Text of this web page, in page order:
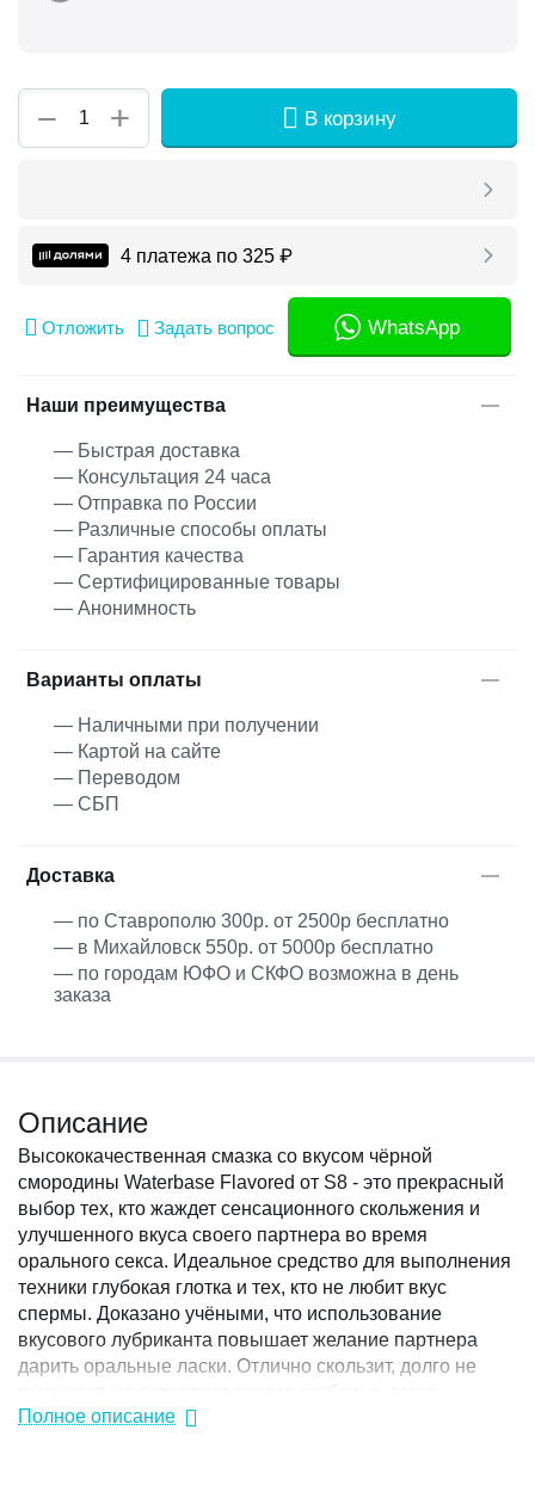
+
− В корзину
4 платежа по 325 ₽
Отложить Задать вопрос WhatsApp
Наши преимущества
— Быстрая доставка
— Консультация 24 часа
— Отправка по России
— Различные способы оплаты
— Гарантия качества
— Сертифицированные товары
— Анонимность
Варианты оплаты
— Наличными при получении
— Картой на сайте
— Переводом
— СБП
Доставка
— по Ставрополю 300р. от 2500р бесплатно
— в Михайловск 550р. от 5000р бесплатно
— по городам ЮФО и СКФО возможна в день
заказа
Описание
Высококачественная смазка со вкусом чёрной
смородины Waterbase Flavored от S8 - это прекрасный
выбор тех, кто жаждет сенсационного скольжения и
улучшенного вкуса своего партнера во время
орального секса. Идеальное средство для выполнения
техники глубокая глотка и тех, кто не любит вкус
спермы. Доказано учёными, что использование
вкусового лубриканта повышает желание партнера
дарить оральные ласки. Отлично скользит, долго не
высыхает, не оставляет следов на белье, легко
смывается обычной водой. Кстати, смазку можно
Полное описание